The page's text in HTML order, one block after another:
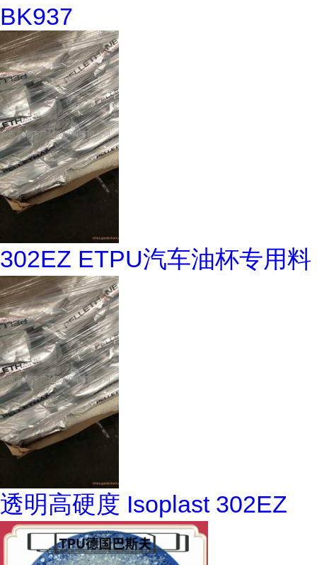
BK937
302EZ ETPU汽车油杯专用料
透明高硬度 Isoplast 302EZ